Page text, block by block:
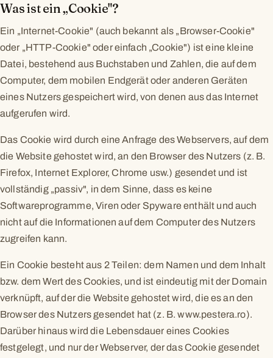
Was ist ein „Cookie"?
Ein „Internet-Cookie" (auch bekannt als „Browser-Cookie"
oder „HTTP-Cookie" oder einfach „Cookie") ist eine kleine
Datei, bestehend aus Buchstaben und Zahlen, die auf dem
Computer, dem mobilen Endgerät oder anderen Geräten
eines Nutzers gespeichert wird, von denen aus das Internet
aufgerufen wird.
Das Cookie wird durch eine Anfrage des Webservers, auf dem
die Website gehostet wird, an den Browser des Nutzers (z. B.
Firefox, Internet Explorer, Chrome usw.) gesendet und ist
vollständig „passiv", in dem Sinne, dass es keine
Softwareprogramme, Viren oder Spyware enthält und auch
nicht auf die Informationen auf dem Computer des Nutzers
zugreifen kann.
Ein Cookie besteht aus 2 Teilen: dem Namen und dem Inhalt
bzw. dem Wert des Cookies, und ist eindeutig mit der Domain
verknüpft, auf der die Website gehostet wird, die es an den
Browser des Nutzers gesendet hat (z. B. www.pestera.ro).
Darüber hinaus wird die Lebensdauer eines Cookies
festgelegt, und nur der Webserver, der das Cookie gesendet